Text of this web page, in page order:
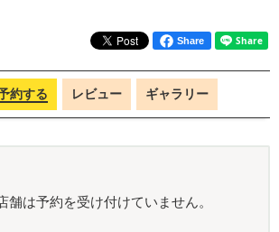
Share
約する レビュー ギャラリー
舗は予約を受け付けていません。